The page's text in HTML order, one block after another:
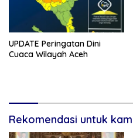
UPDATE Peringatan Dini
Cuaca Wilayah Aceh
Rekomendasi untuk